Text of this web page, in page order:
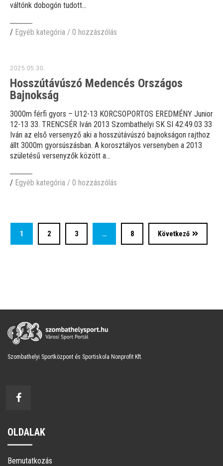
váltónk dobogón tudott...
/ Egyéb kategória / 0 hozzászólás
2025.05.30.
Hosszútávúszó Medencés Országos
Bajnokság
3000m férfi gyors – U12-13 KORCSOPORTOS EREDMÉNY Junior
12-13 33. TRENCSÉR Iván 2013 Szombathelyi SK SI 42:49.03 33
Iván az első versenyző aki a hosszútávúszó bajnokságon rajthoz
állt 3000m gyorsúszásban. A korosztályos versenyben a 2013
születésű versenyzők között a...
/ Egyéb kategória / 0 hozzászólás
1 2 3 … 8 Következő
Szombathelyi Sportközpont és Sportiskola Nonprofit Kft.
OLDALAK
Bemutatkozás